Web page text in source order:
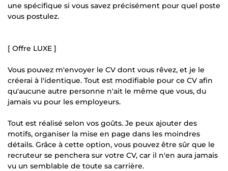
une spécifique si vous savez précisément pour quel poste
vous postulez.
[ Offre LUXE ]
Vous pouvez m'envoyer le CV dont vous rêvez, et je le
créerai à l'identique. Tout est modifiable pour ce CV afin
qu'aucune autre personne n'ait le même que vous, du
jamais vu pour les employeurs.
Tout est réalisé selon vos goûts. Je peux ajouter des
motifs, organiser la mise en page dans les moindres
détails. Grâce à cette option, vous pouvez être sûr que le
recruteur se penchera sur votre CV, car il n'en aura jamais
vu un semblable de toute sa carrière.